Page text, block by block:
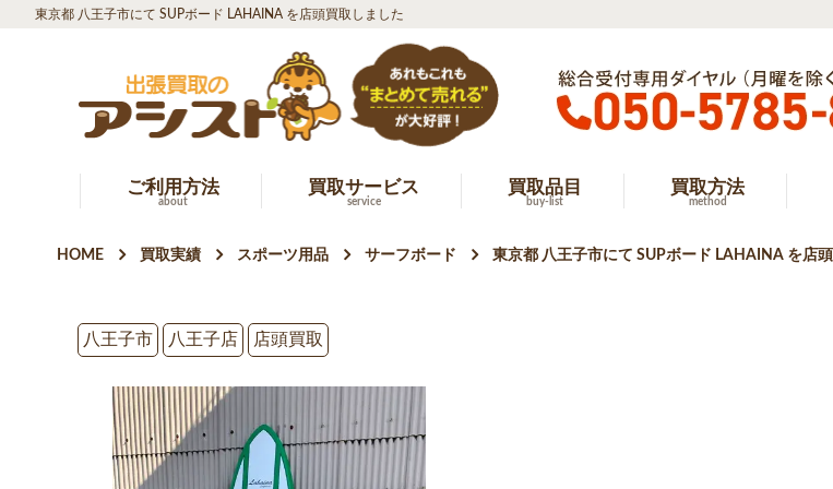
東京都 八王子市にて SUPボード LAHAINA を店頭買取しました
ご利用方法
about
買取サービス
service
買取品目
buy-list
買取方法
method
HOME 買取実績 スポーツ用品 サーフボード 東京都 八王子市にて SUPボード LAHAINA を店
八王子市
八王子店 店頭買取